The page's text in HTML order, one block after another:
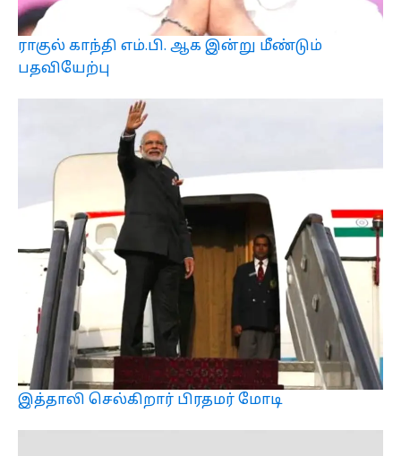
ராகுல் காந்தி எம்.பி. ஆக இன்று மீண்டும்
பதவியேற்பு
இத்தாலி செல்கிறார் பிரதமர் மோடி